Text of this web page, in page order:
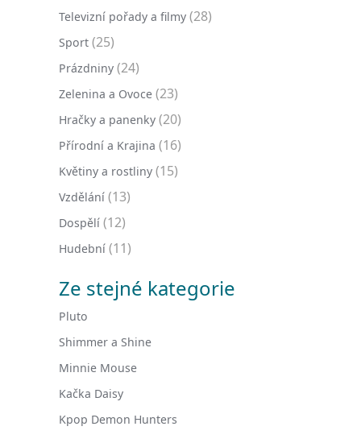
Televizní pořady a filmy (28)
Sport (25)
Prázdniny (24)
Zelenina a Ovoce (23)
Hračky a panenky (20)
Přírodní a Krajina (16)
Květiny a rostliny (15)
Vzdělání (13)
Dospělí (12)
Hudební (11)
Ze stejné kategorie
Pluto
Shimmer a Shine
Minnie Mouse
Kačka Daisy
Kpop Demon Hunters